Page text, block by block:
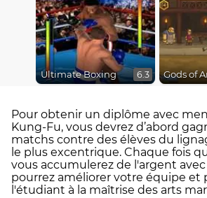
Ultimate Boxing 6.3
Pour obtenir un diplôme avec
Kung-Fu, vous devrez d’abord
matchs contre des élèves du
le plus excentrique. Chaque fois
vous accumulerez de l'argent
pourrez améliorer votre équipe et
l'étudiant à la maîtrise des arts